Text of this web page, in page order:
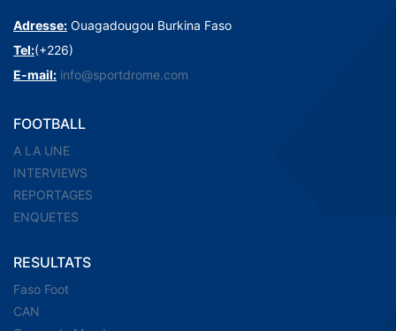
Adresse: Ouagadougou Burkina Faso
Tel:(+226)
E-mail: info@sportdrome.com
FOOTBALL
A LA UNE
INTERVIEWS
REPORTAGES
ENQUETES
RESULTATS
Faso Foot
CAN